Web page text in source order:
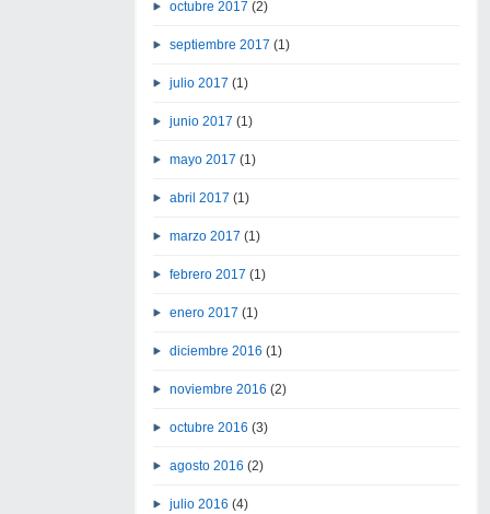
octubre 2017 (2)
septiembre 2017 (1)
julio 2017 (1)
junio 2017 (1)
mayo 2017 (1)
abril 2017 (1)
marzo 2017 (1)
febrero 2017 (1)
enero 2017 (1)
diciembre 2016 (1)
noviembre 2016 (2)
octubre 2016 (3)
agosto 2016 (2)
julio 2016 (4)